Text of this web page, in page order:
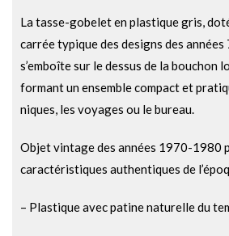
La tasse-gobelet en plastique gris,
carrée typique des designs des
s’emboîte sur le dessus de la bouchon
formant un ensemble compact et
niques, les voyages ou le bureau.
Objet vintage des années 1970-1980
caractéristiques authentiques de
– Plastique avec patine naturelle du